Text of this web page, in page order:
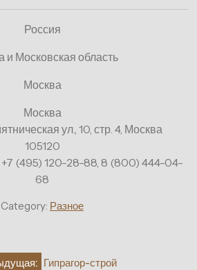
Россия
и Московская область
Москва
Москва
ул., 10, стр. 4, Москва
105120
(495) 120-28-88, 8 (800) 444-04-
68
Category: Разное
Гипрагор-строй